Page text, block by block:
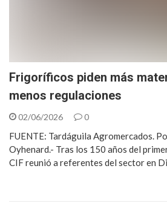
Frigoríficos piden más
menos regulaciones
02/06/2026 0
FUENTE: Tardáguila Agromercados.
Oyhenard.- Tras los 150 años del
CIF reunió a referentes del sector en